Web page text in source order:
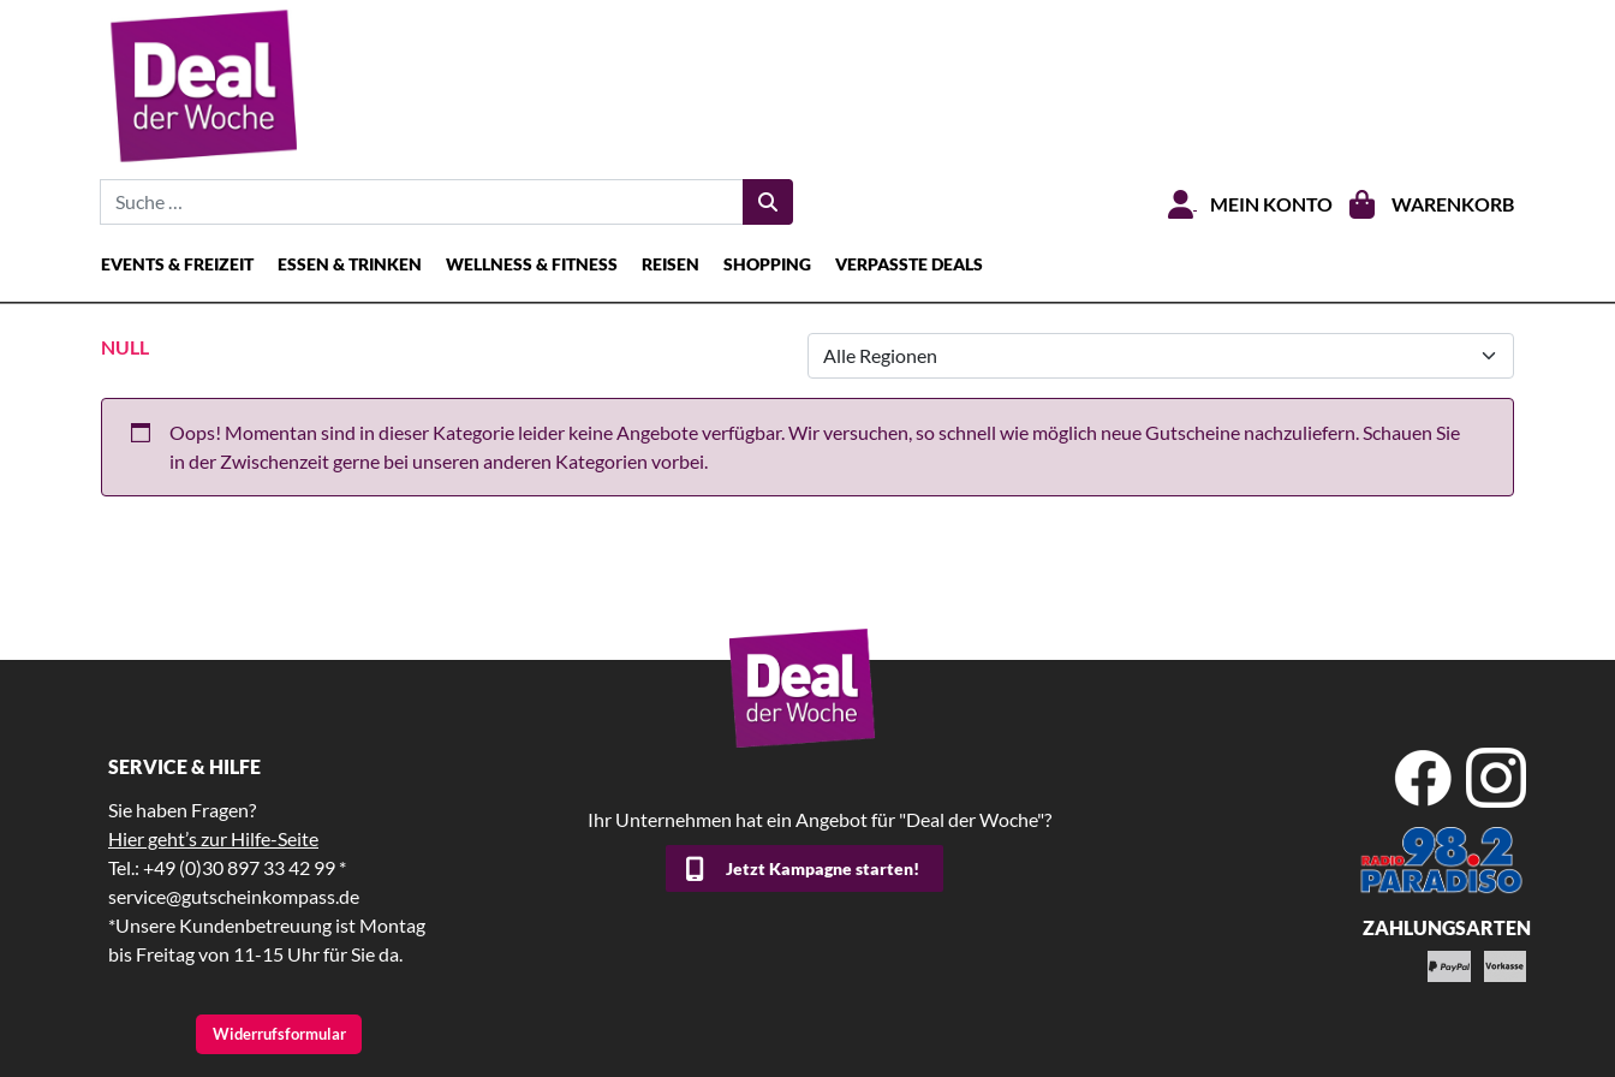
Suche nach:
MEIN KONTO WARENKORB
Hauptnavigation
EVENTS & FREIZEIT ESSEN & TRINKEN WELLNESS & FITNESS REISEN SHOPPING VERPASSTE DEALS
NULL
Oops! Momentan sind in dieser Kategorie leider keine Angebote verfügbar. Wir versuchen, so schnell wie möglich neue Gutscheine nachzuliefern. Schauen Sie
in der Zwischenzeit gerne bei unseren anderen Kategorien vorbei.
SERVICE & HILFE
Sie haben Fragen?
Hier geht’s zur Hilfe-Seite
Tel.: +49 (0)30 897 33 42 99 *
service@gutscheinkompass.de
*Unsere Kundenbetreuung ist Montag
bis Freitag von 11-15 Uhr für Sie da.
Widerrufsformular
Ihr Unternehmen hat ein Angebot für "Deal der Woche"?
Jetzt Kampagne starten!
ZAHLUNGSARTEN